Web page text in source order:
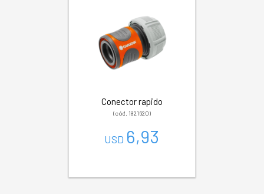
Conector rapido
(cód. 1821620)
USD 6,93